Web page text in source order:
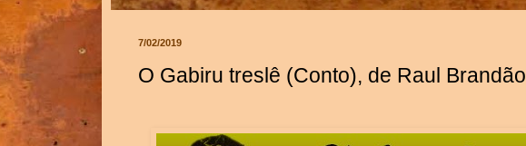
7/02/2019
O Gabiru treslê (Conto), de Raul Brandão